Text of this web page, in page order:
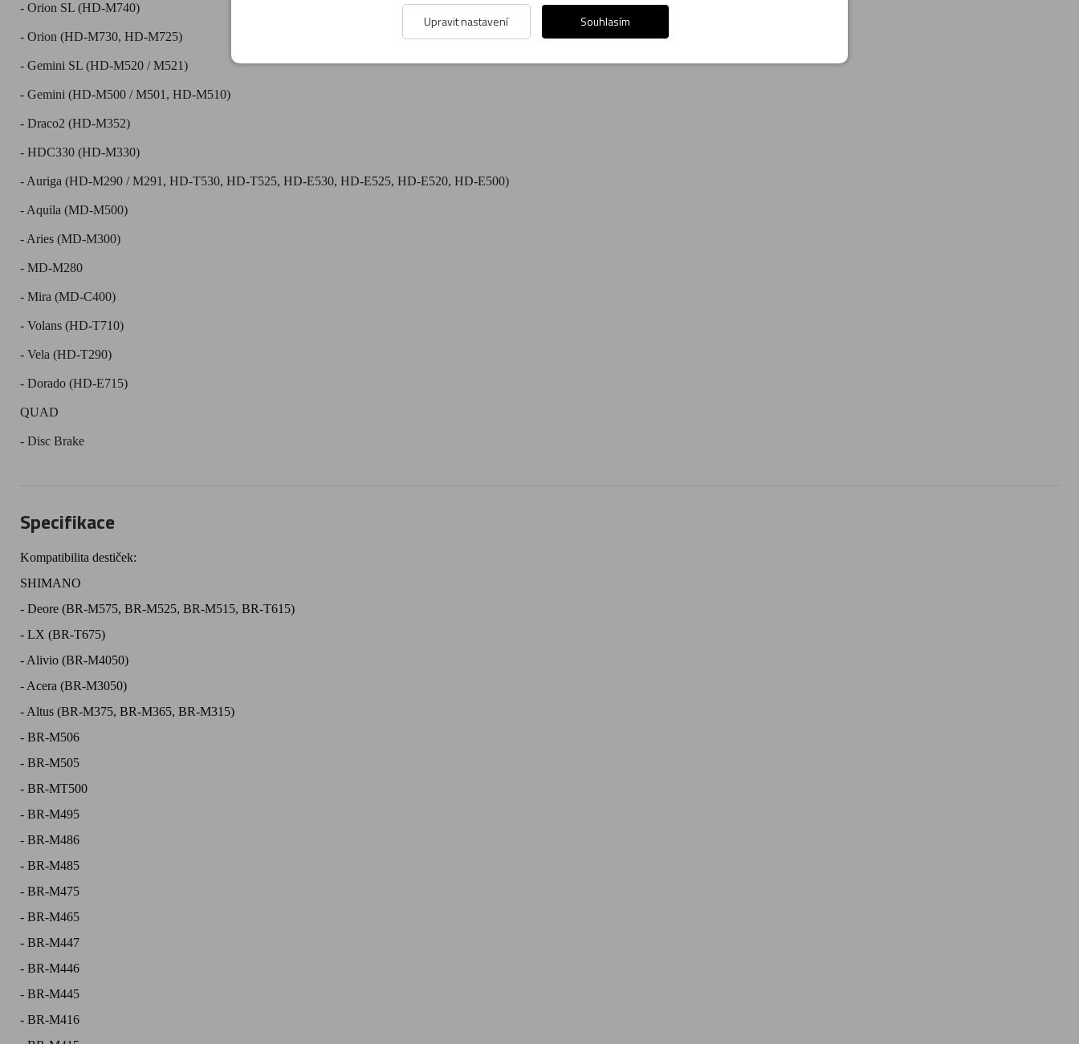
- Orion SL (HD-M740)
- Orion (HD-M730, HD-M725)
- Gemini SL (HD-M520 / M521)
- Gemini (HD-M500 / M501, HD-M510)
- Draco2 (HD-M352)
- HDC330 (HD-M330)
- Auriga (HD-M290 / M291, HD-T530, HD-T525, HD-E530, HD-E525, HD-E520, HD-E500)
- Aquila (MD-M500)
- Aries (MD-M300)
- MD-M280
- Mira (MD-C400)
- Volans (HD-T710)
- Vela (HD-T290)
- Dorado (HD-E715)
QUAD
- Disc Brake
Specifikace
Kompatibilita destiček:
SHIMANO
- Deore (BR-M575, BR-M525, BR-M515, BR-T615)
- LX (BR-T675)
- Alivio (BR-M4050)
- Acera (BR-M3050)
- Altus (BR-M375, BR-M365, BR-M315)
- BR-M506
- BR-M505
- BR-MT500
- BR-M495
- BR-M486
- BR-M485
- BR-M475
- BR-M465
- BR-M447
- BR-M446
- BR-M445
- BR-M416
Upravit nastavení Souhlasím